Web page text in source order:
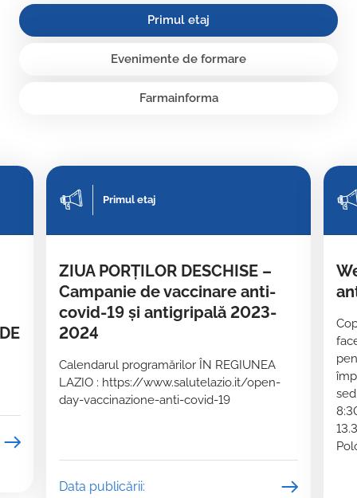
Primul etaj
Evenimente de formare
Farmainforma
Primul etaj
ZIUA PORȚILOR DESCHISE –
Campanie de vaccinare anti-
covid-19 și antigripală 2023-
2024
Calendarul programărilor ÎN REGIUNEA
LAZIO : https://www.salutelazio.it/open-
day-vaccinazione-anti-covid-19
Data publicării: